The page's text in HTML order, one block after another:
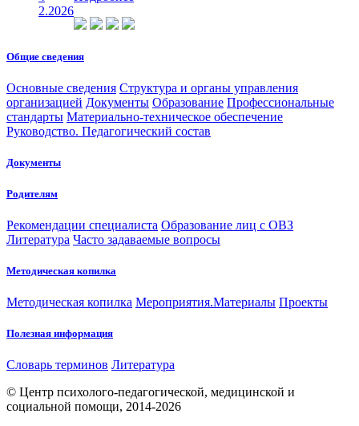
2.2026
Общие сведения
Основные сведения Структура и органы управления
организацией Документы Образование Профессиональные
стандарты Материально-техническое обеспечение
Руководство. Педагогический состав
Документы
Родителям
Рекомендации специалиста Образование лиц с ОВЗ
Литература Часто задаваемые вопросы
Методическая копилка
Методическая копилка Мероприятия.Материалы Проекты
Полезная информация
Словарь терминов Литература
© Центр психолого-педагогической, медицинской и
социальной помощи, 2014-2026